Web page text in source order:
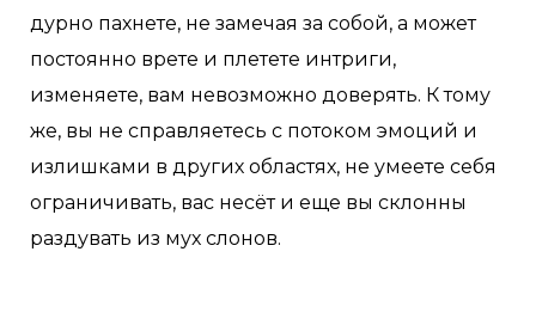
дурно пахнете, не замечая за собой, а может
постоянно врете и плетете интриги,
изменяете, вам невозможно доверять. К тому
же, вы не справляетесь с потоком эмоций и
излишками в других областях, не умеете себя
ограничивать, вас несёт и еще вы склонны
раздувать из мух слонов.